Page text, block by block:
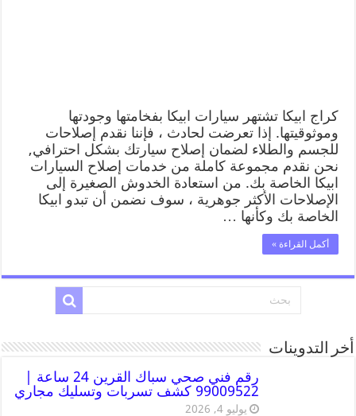
كراج ابيكا تشتهر سيارات ابيكا بفخامتها وجودتها
وموثوقيتها. إذا تعرضت لحادث ، فإننا نقدم إصلاحات
للجسم والطلاء لضمان إصلاح سيارتك بشكل احترافي,
نحن نقدم مجموعة كاملة من خدمات إصلاح السيارات
ابيكا الخاصة بك. من استعادة الخدوش الصغيرة إلى
الإصلاحات الأكثر جوهرية ، سوف نضمن أن تبدو ابيكا
الخاصة بك وكأنها …
أكمل القراءة »
أخر التدوينات
رقم فني صحي سباك القرين 24 ساعة |
99009522 كشف تسربات وتسليك مجاري
يوليو 4, 2026